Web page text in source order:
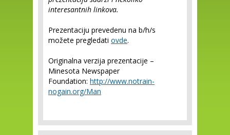
interesantnih linkova.
Prezentaciju prevedenu na b/h/s
možete pregledati ovde.
Originalna verzija prezentacije –
Minesota Newspaper
Foundation: http://www.notrain-
nogain.org/Man